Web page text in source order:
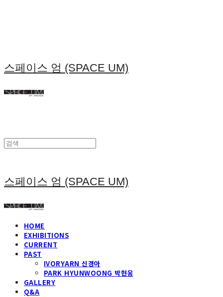
스페이스 엄 (SPACE UM)
스페이스 엄 (SPACE UM)
HOME
EXHIBITIONS
CURRENT
PAST
IVORYARN 신경아
PARK HYUNWOONG 박현웅
GALLERY
Q&A